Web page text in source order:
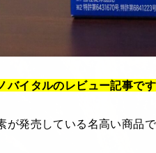
イタルのレビュー記事です
が発売している名高い商品